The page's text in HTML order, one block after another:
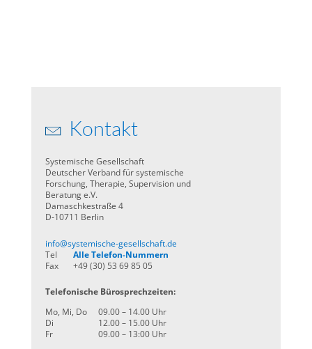
Kontakt
Systemische Gesellschaft
Deutscher Verband für systemische
Forschung, Therapie, Supervision und
Beratung e.V.
Damaschkestraße 4
D-10711 Berlin
info@systemische-gesellschaft.de
Tel
Alle Telefon-Nummern
Fax
+49 (30) 53 69 85 05
Telefonische Bürosprechzeiten:
Mo, Mi, Do
09.00 – 14.00 Uhr
Di
12.00 – 15.00 Uhr
Fr
09.00 – 13:00 Uhr